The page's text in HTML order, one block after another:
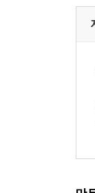
: 에
:
: